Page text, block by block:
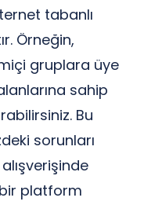
tabanlı
Örneğin,
gruplara üye
sahip
Bu
sorunları
platform